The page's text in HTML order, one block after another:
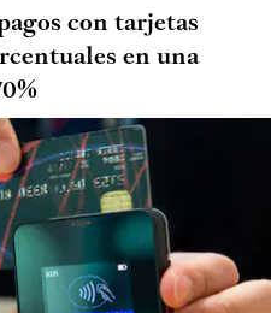
con tarjetas
en una